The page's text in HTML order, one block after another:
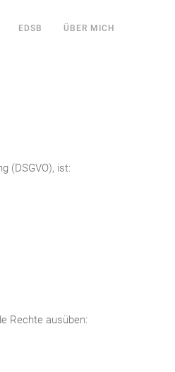
EDSB ÜBER MICH
(DSGVO), ist:
Rechte ausüben: